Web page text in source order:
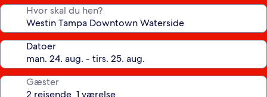
Hvor skal du hen?
Datoer
Gæster